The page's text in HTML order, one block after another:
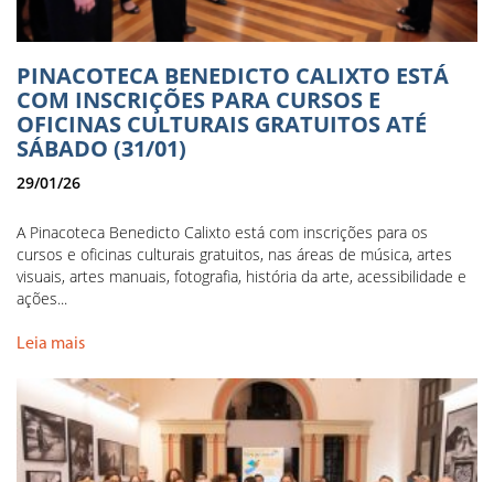
PINACOTECA BENEDICTO CALIXTO ESTÁ
COM INSCRIÇÕES PARA CURSOS E
OFICINAS CULTURAIS GRATUITOS ATÉ
SÁBADO (31/01)
29/01/26
A Pinacoteca Benedicto Calixto está com inscrições para os
cursos e oficinas culturais gratuitos, nas áreas de música, artes
visuais, artes manuais, fotografia, história da arte, acessibilidade e
ações...
Leia mais